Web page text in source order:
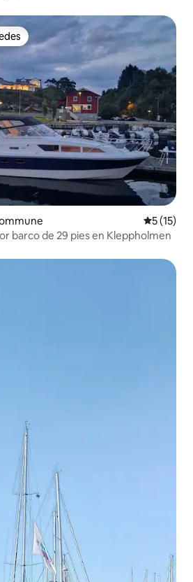
5 (15)
barco de 29 pies en Kleppholmen